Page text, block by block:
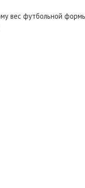
вес футбольной